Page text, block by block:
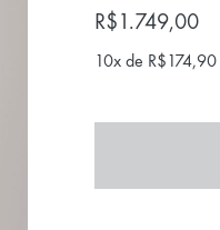
R$1.749,00
10x de R$174,90